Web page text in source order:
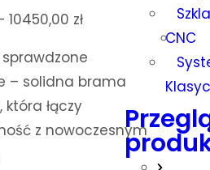
CNC
10450,00 zł
– solidna brama
która łączy
z nowoczesnym